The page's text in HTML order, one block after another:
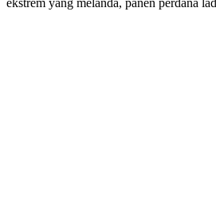
ekstrem yang melanda, panen perdana